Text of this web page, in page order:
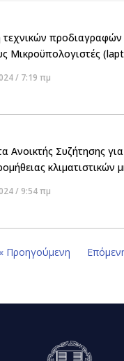
τεχνικών προδιαγραφών
Μικροϋπολογιστές
7:19 πμ
Ανοικτής Συζήτησης για
κλιματιστικών
9:54 πμ
« Προηγούμενη